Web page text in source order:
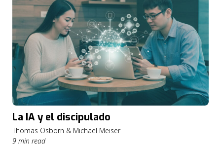
La IA y el discipulado
Thomas Osborn & Michael Meiser
9 min read